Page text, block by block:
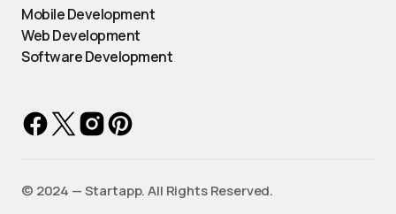
Mobile Development
Web Development
Software Development
©️ 2024 — Startapp. All Rights Reserved.